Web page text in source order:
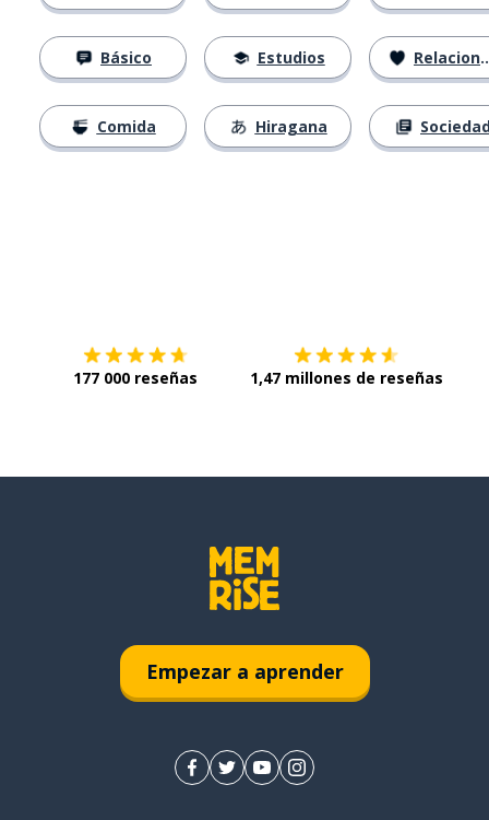
Básico
Comida
Estudios
Hiragana
Relaciones
177 000 reseñas 1,47 millones de reseñas
Empezar a aprender